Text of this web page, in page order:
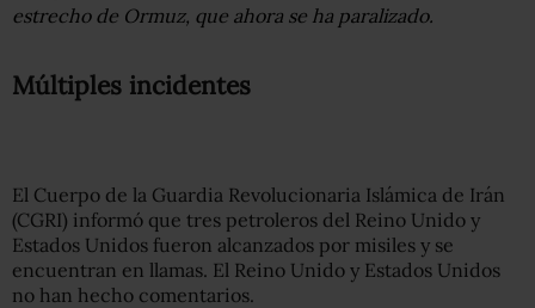
estrecho de Ormuz, que ahora se ha paralizado.
Múltiples incidentes
El Cuerpo de la Guardia Revolucionaria Islámica de Irán
(CGRI) informó que tres petroleros del Reino Unido y
Estados Unidos fueron alcanzados por misiles y se
encuentran en llamas. El Reino Unido y Estados Unidos
no han hecho comentarios.